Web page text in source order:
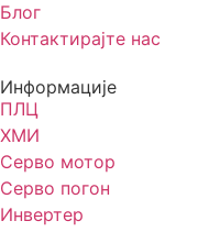
Блог
Контактирајте нас
Информације
ПЛЦ
ХМИ
Серво мотор
Серво погон
Инвертер